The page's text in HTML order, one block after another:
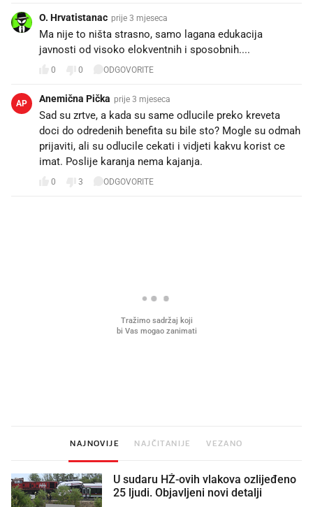
O. Hrvatistanac prije 3 mjeseca
Ma nije to ništa strasno, samo lagana edukacija
javnosti od visoko elokventnih i sposobnih....
0 0 ODGOVORITE
AP Anemična Pička prije 3 mjeseca
Sad su zrtve, a kada su same odlucile preko kreveta
doci do odredenih benefita su bile sto? Mogle su odmah
prijaviti, ali su odlucile cekati i vidjeti kakvu korist ce
imat. Poslije karanja nema kajanja.
0 3 ODGOVORITE
NAJNOVIJE NAJČITANIJE VEZANO
U sudaru HŽ-ovih vlakova ozlijeđeno
25 ljudi. Objavljeni novi detalji